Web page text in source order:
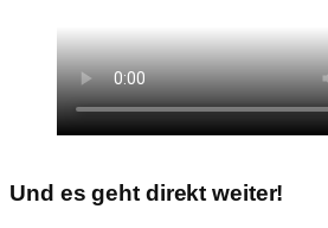
Und es geht direkt weiter!